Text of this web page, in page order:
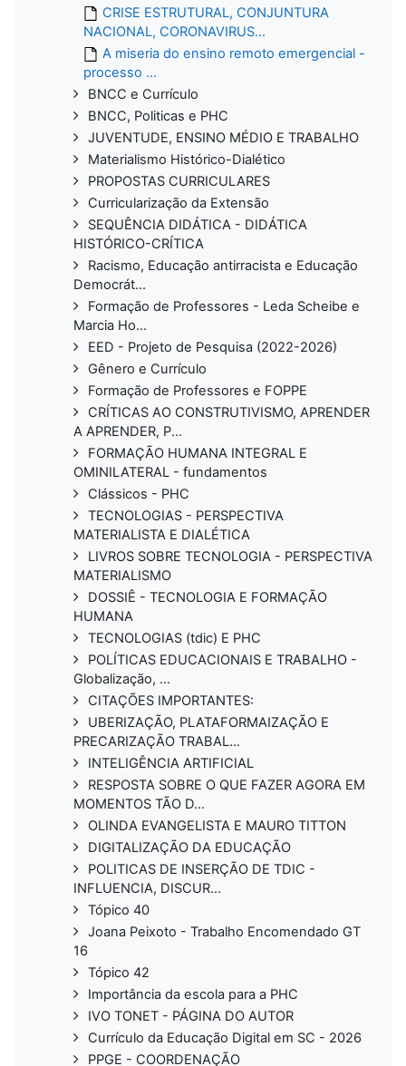
CRISE ESTRUTURAL, CONJUNTURA
NACIONAL, CORONAVIRUS...
A miseria do ensino remoto emergencial -
processo ...
BNCC e Currículo
BNCC, Politicas e PHC
JUVENTUDE, ENSINO MÉDIO E TRABALHO
Materialismo Histórico-Dialético
PROPOSTAS CURRICULARES
Curricularização da Extensão
SEQUÊNCIA DIDÁTICA - DIDÁTICA
HISTÓRICO-CRÍTICA
Racismo, Educação antirracista e Educação
Democrát...
Formação de Professores - Leda Scheibe e
Marcia Ho...
EED - Projeto de Pesquisa (2022-2026)
Gênero e Currículo
Formação de Professores e FOPPE
CRÍTICAS AO CONSTRUTIVISMO, APRENDER
A APRENDER, P...
FORMAÇÃO HUMANA INTEGRAL E
OMINILATERAL - fundamentos
Clássicos - PHC
TECNOLOGIAS - PERSPECTIVA
MATERIALISTA E DIALÉTICA
LIVROS SOBRE TECNOLOGIA - PERSPECTIVA
MATERIALISMO
DOSSIÊ - TECNOLOGIA E FORMAÇÃO
HUMANA
TECNOLOGIAS (tdic) E PHC
POLÍTICAS EDUCACIONAIS E TRABALHO -
Globalização, ...
CITAÇÕES IMPORTANTES:
UBERIZAÇÃO, PLATAFORMAIZAÇÃO E
PRECARIZAÇÃO TRABAL...
INTELIGÊNCIA ARTIFICIAL
RESPOSTA SOBRE O QUE FAZER AGORA EM
MOMENTOS TÃO D...
OLINDA EVANGELISTA E MAURO TITTON
DIGITALIZAÇÃO DA EDUCAÇÃO
POLITICAS DE INSERÇÃO DE TDIC -
INFLUENCIA, DISCUR...
Tópico 40
Joana Peixoto - Trabalho Encomendado GT
16
Tópico 42
Importância da escola para a PHC
IVO TONET - PÁGINA DO AUTOR
Currículo da Educação Digital em SC - 2026
PPGE - COORDENAÇÃO